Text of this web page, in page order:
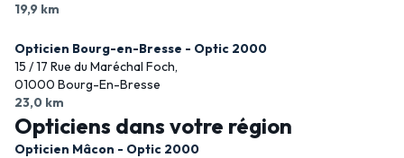
19,9 km
Opticien Bourg-en-Bresse - Optic 2000
15 / 17 Rue du Maréchal Foch,
01000 Bourg-En-Bresse
23,0 km
Opticiens dans votre région
Opticien Mâcon - Optic 2000